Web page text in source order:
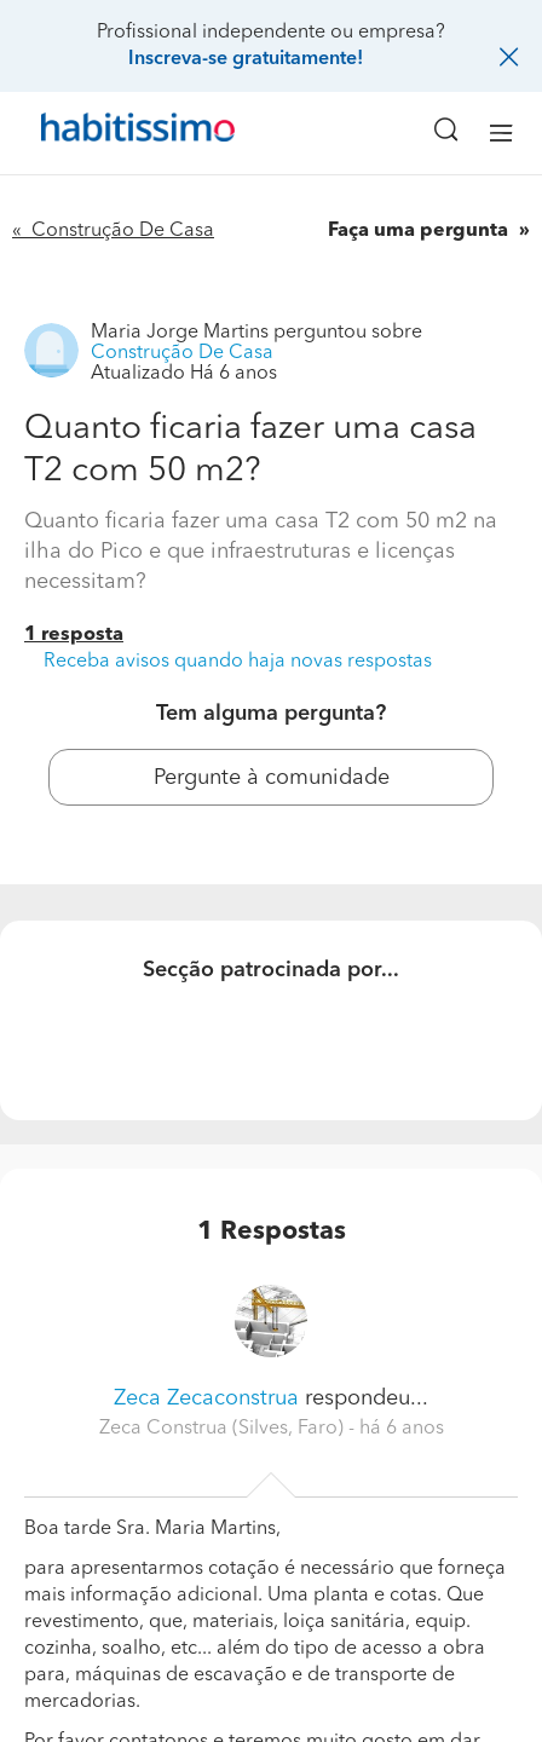
Profissional independente ou empresa?
Inscreva-se gratuitamente!
« Construção De Casa Faça uma pergunta
Maria Jorge Martins perguntou sobre
Construção De Casa
Atualizado Há 6 anos
Quanto ficaria fazer uma casa
T2 com 50 m2?
Quanto ficaria fazer uma casa T2 com 50 m2 na
ilha do Pico e que infraestruturas e licenças
necessitam?
1 resposta
Receba avisos quando haja novas respostas
Tem alguma pergunta?
Pergunte à comunidade
Secção patrocinada por...
1 Respostas
Zeca Zecaconstrua respondeu...
Zeca Construa (Silves, Faro) - há 6 anos
Boa tarde Sra. Maria Martins,
para apresentarmos cotação é necessário que forneça
mais informação adicional. Uma planta e cotas. Que
revestimento, que, materiais, loiça sanitária, equip.
cozinha, soalho, etc... além do tipo de acesso a obra
para, máquinas de escavação e de transporte de
mercadorias.